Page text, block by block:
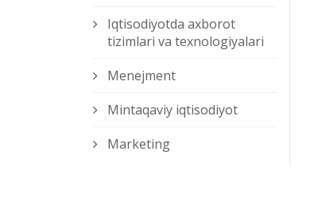
Iqtisodiyotda axborot
tizimlari va texnologiyalari
Menejment
Mintaqaviy iqtisodiyot
Marketing